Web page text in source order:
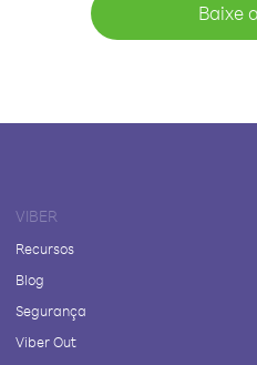
Baixe
VIBER
Recursos
Blog
Segurança
Viber Out